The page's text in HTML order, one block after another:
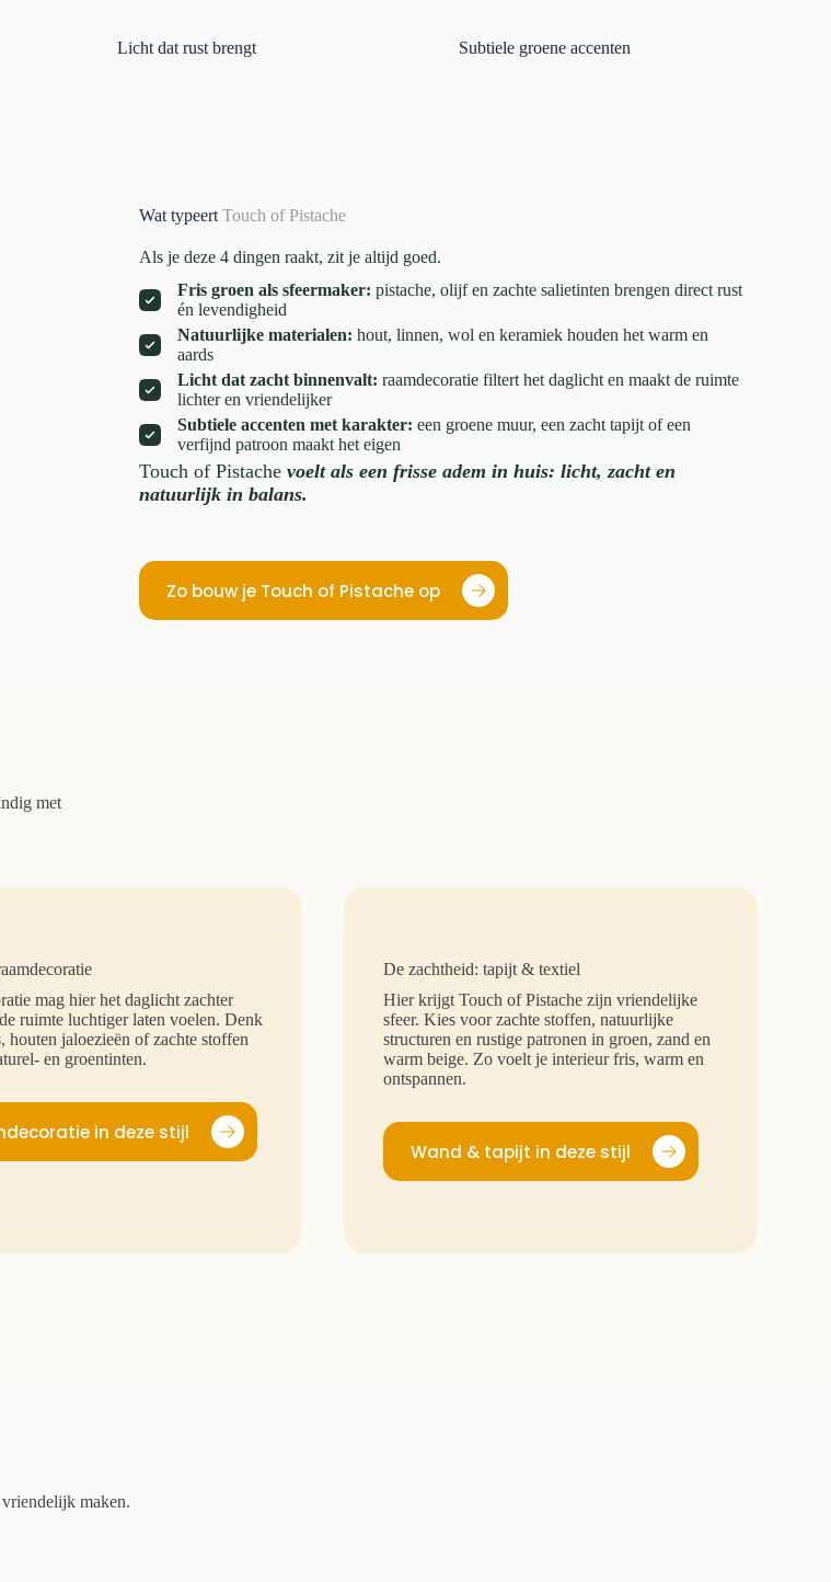
Licht dat rust brengt Subtiele groene accenten
Wat typeert Touch of Pistache
Als je deze 4 dingen raakt, zit je altijd goed.
Fris groen als sfeermaker: pistache, olijf en zachte salietinten brengen direct rust
én levendigheid
Natuurlijke materialen: hout, linnen, wol en keramiek houden het warm en
aards
Licht dat zacht binnenvalt: raamdecoratie filtert het daglicht en maakt de ruimte
lichter en vriendelijker
Subtiele accenten met karakter: een groene muur, een zacht tapijt of een
verfijnd patroon maakt het eigen
Touch of Pistache voelt als een frisse adem in huis: licht, zacht en
natuurlijk in balans.
Zo bouw je Touch of Pistache op
met
mag hier het daglicht zachter
ruimte luchtiger laten voelen. Denk
houten jaloezieën of zachte stoffen
en groentinten.
in deze stijl
De zachtheid: tapijt & textiel
Hier krijgt Touch of Pistache zijn vriendelijke
sfeer. Kies voor zachte stoffen, natuurlijke
structuren en rustige patronen in groen, zand en
warm beige. Zo voelt je interieur fris, warm en
ontspannen.
Wand & tapijt in deze stijl
maken.